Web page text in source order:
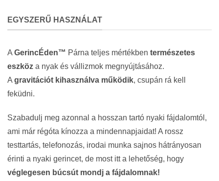
EGYSZERŰ HASZNÁLAT
A GerincÉden™ Párna teljes mértékben természetes
eszköz a nyak és vállizmok megnyújtásához.
A gravitációt kihasználva működik, csupán rá kell
feküdni.
Szabadulj meg azonnal a hosszan tartó nyaki fájdalomtól,
ami már régóta kínozza a mindennapjaidat! A rossz
testtartás, telefonozás, irodai munka sajnos hátrányosan
érinti a nyaki gerincet, de most itt a lehetőség, hogy
véglegesen búcsút mondj a fájdalomnak!